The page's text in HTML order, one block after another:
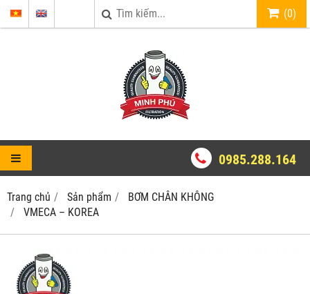
(0)
0985.288.164
Trang chủ Sản phẩm
BƠM CHÂN KHÔNG
VMECA – KOREA